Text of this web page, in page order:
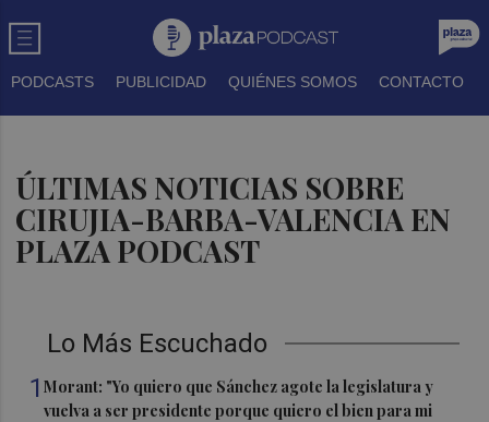
PODCASTS PUBLICIDAD QUIÉNES SOMOS CONTACTO
ÚLTIMAS NOTICIAS SOBRE
CIRUJIA-BARBA-VALENCIA EN
PLAZA PODCAST
Lo Más Escuchado
1Morant: "Yo quiero que Sánchez agote la legislatura y
vuelva a ser presidente porque quiero el bien para mi